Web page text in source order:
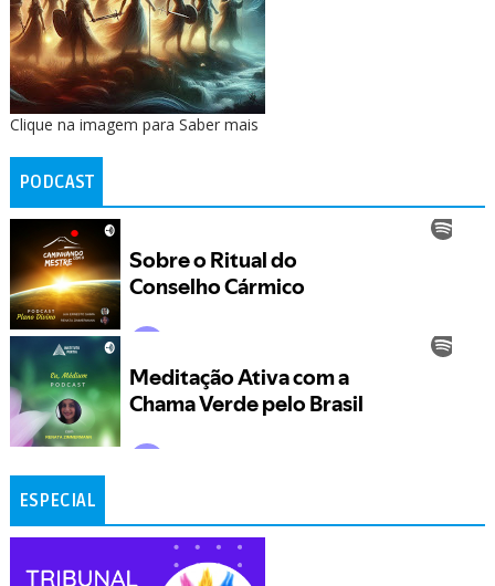
Clique na imagem para Saber mais
PODCAST
ESPECIAL